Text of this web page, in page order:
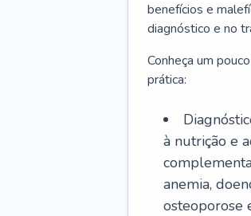
benefícios e
diagnóstico e no
Conheça um
prática:
à nutrição e
anemia,
osteoporose